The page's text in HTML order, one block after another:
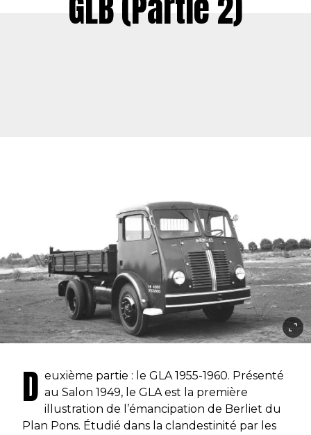
D euxième partie : le GLA 1955-1960. Présenté
au Salon 1949, le GLA est la première
illustration de l’émancipation de Berliet du
Plan Pons. Étudié dans la clandestinité par les